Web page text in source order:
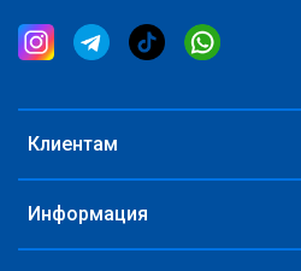
Клиентам
Информация